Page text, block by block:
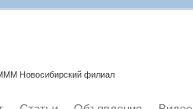
Новосибирский филиал